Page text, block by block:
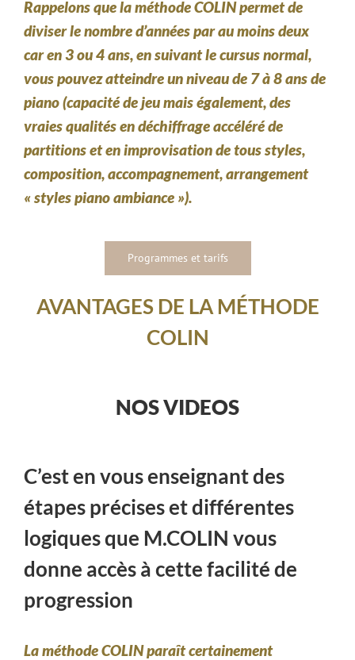
Rappelons que la méthode COLIN permet de
diviser le nombre d’années par au moins deux
car en 3 ou 4 ans, en suivant le cursus normal,
vous pouvez atteindre un niveau de 7 à 8 ans de
piano (capacité de jeu mais également, des
vraies qualités en déchiffrage accéléré de
partitions et en improvisation de tous styles,
composition, accompagnement, arrangement
« styles piano ambiance »).
Programmes et tarifs
AVANTAGES DE LA MÉTHODE
COLIN
NOS VIDEOS
C’est en vous enseignant des
étapes précises et différentes
logiques que M.COLIN vous
donne accès à cette facilité de
progression
La méthode COLINparaît certainement